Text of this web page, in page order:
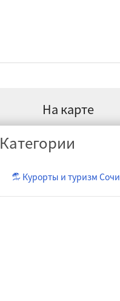
На карте
Категории
Курорты и туризм Сочи